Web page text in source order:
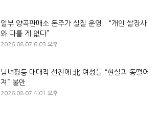
일부 양곡판매소 돈주가 실질 운영…“개인 쌀장사
와 다를 게 없다”
2026.08.07 6:03 오후
남녀평등 대대적 선전에 北 여성들 “현실과 동떨어
져” 불만
2026.08.07 4:01 오후